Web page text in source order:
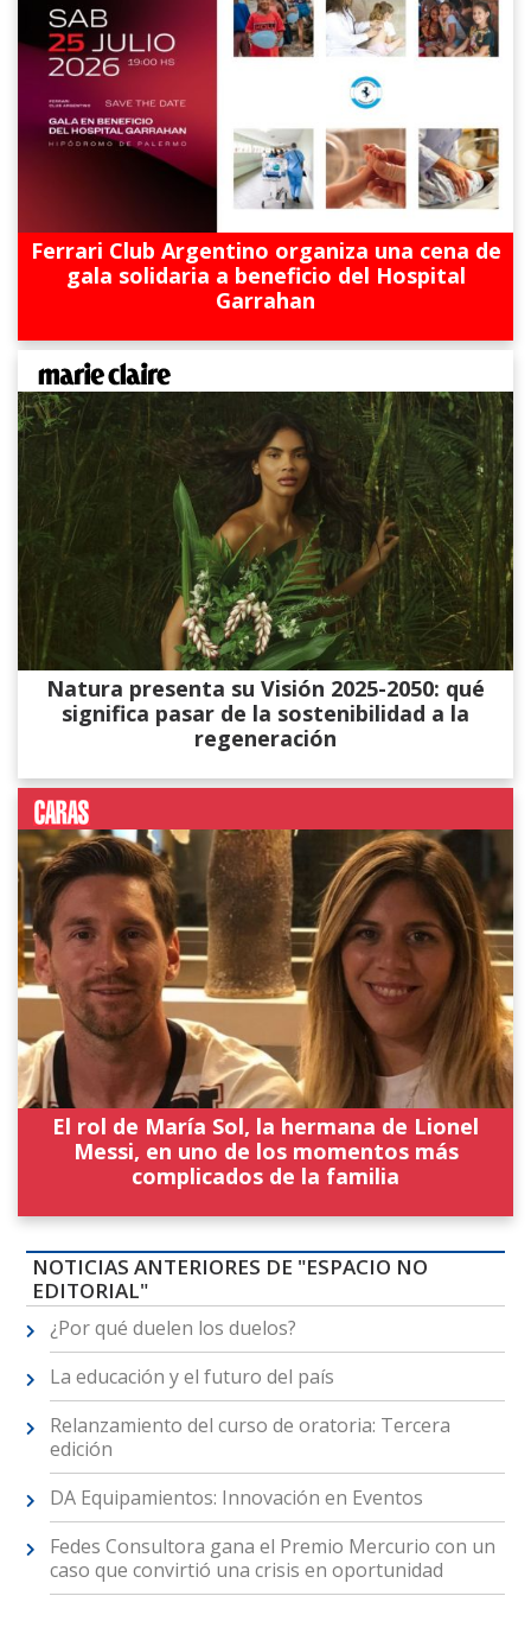
Ferrari Club Argentino organiza una cena de
gala solidaria a beneficio del Hospital
Garrahan
Natura presenta su Visión 2025-2050: qué
significa pasar de la sostenibilidad a la
regeneración
El rol de María Sol, la hermana de Lionel
Messi, en uno de los momentos más
complicados de la familia
NOTICIAS ANTERIORES DE "ESPACIO NO
EDITORIAL"
¿Por qué duelen los duelos?
La educación y el futuro del país
Relanzamiento del curso de oratoria: Tercera
edición
DA Equipamientos: Innovación en Eventos
Fedes Consultora gana el Premio Mercurio con un
caso que convirtió una crisis en oportunidad